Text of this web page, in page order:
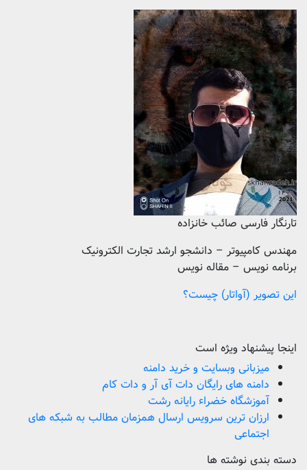
تارنگار فارسی صائب خانزاده
مهندس کامپیوتر – دانشجو ارشد تجارت الکترونیک
برنامه نویس – مقاله نویس
این تصویر (آواتار) چیست؟
اینجا پیشنهاد ویژه است
میزبانی وبسایت و خرید دامنه
دامنه های رایگان دات آی آر و دات کام
آموزشگاه خضراء رایانه رشت
ارزان ترین سرویس ارسال همزمان مطالب به شبکه های
اجتماعی
دسته بندی نوشته ها